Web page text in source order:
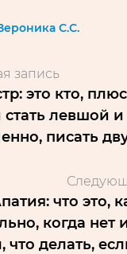
С.С.
запись
это кто,
левшой
писать
что это,
когда нет
что делать,